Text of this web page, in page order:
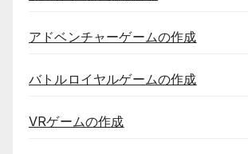
アドベンチャーゲームの作成
バトルロイヤルゲームの作成
VRゲームの作成